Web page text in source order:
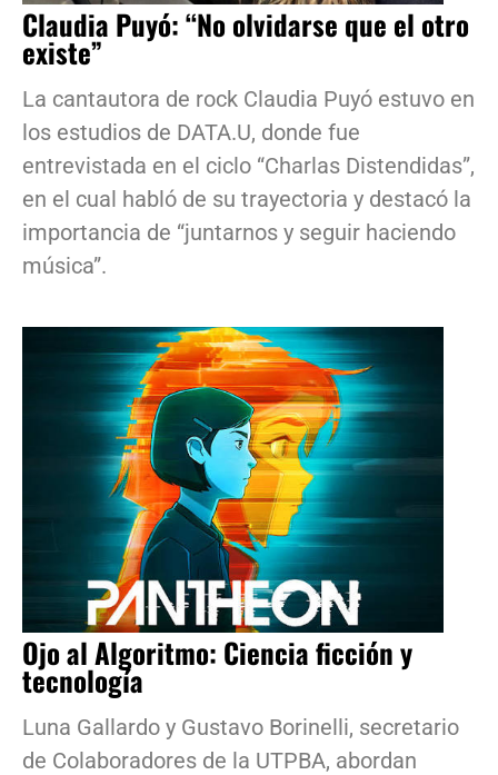
Claudia Puyó: “No olvidarse que el otro
existe”
La cantautora de rock Claudia Puyó estuvo en
los estudios de DATA.U, donde fue
entrevistada en el ciclo “Charlas Distendidas”,
en el cual habló de su trayectoria y destacó la
importancia de “juntarnos y seguir haciendo
música”.
Ojo al Algoritmo: Ciencia ficción y
tecnología
Luna Gallardo y Gustavo Borinelli, secretario
de Colaboradores de la UTPBA, abordan